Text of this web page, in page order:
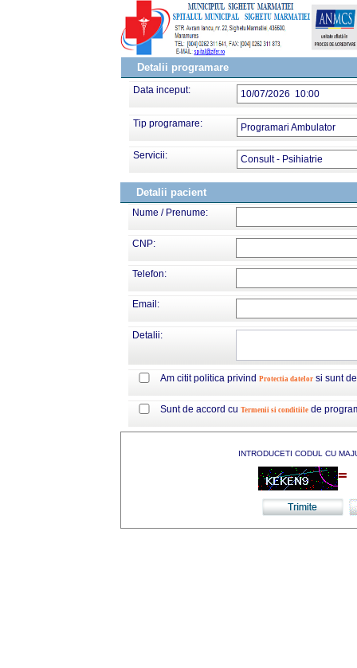
Detalii programare
Data inceput: 10/07/2026 10:00
Tip programare: Programari Ambulator
Servicii: Consult - Psihiatrie
Detalii pacient
Nume / Prenume:
CNP:
Telefon:
Email:
Detalii:
Am citit politica privind Protectia datelor si sunt
Sunt de accord cu Termenii si conditiile de
INTRODUCETI CODUL CU
=